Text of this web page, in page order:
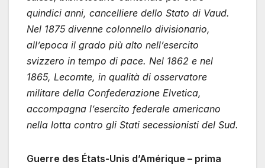
quindici anni, cancelliere dello Stato di Vaud.
Nel 1875 divenne colonnello divisionario,
all’epoca il grado più alto nell’esercito
svizzero in tempo di pace. Nel 1862 e nel
1865, Lecomte, in qualità di osservatore
militare della Confederazione Elvetica,
accompagna l’esercito federale americano
nella lotta contro gli Stati secessionisti del Sud.
Guerre des États-Unis d’Amérique – prima